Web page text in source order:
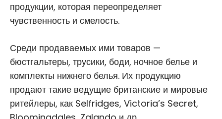
продукции, которая переопределяет
чувственность и смелость.
Среди продаваемых ими товаров —
бюстгальтеры, трусики, боди, ночное белье и
комплекты нижнего белья. Их продукцию
продают такие ведущие британские и мировые
ритейлеры, как Selfridges, Victoria’s Secret,